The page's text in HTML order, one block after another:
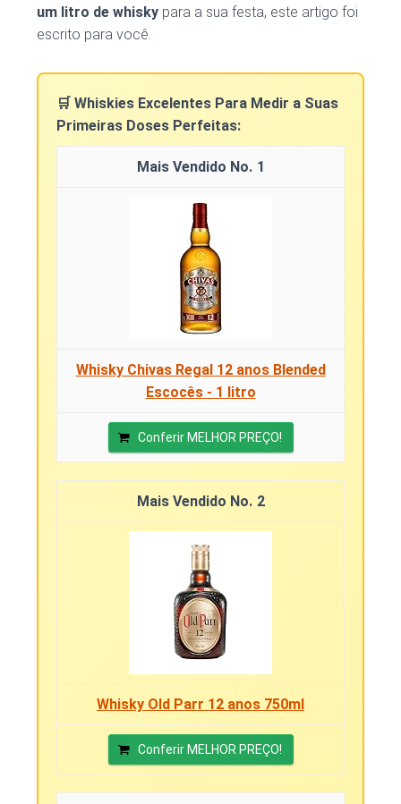
um litro de whisky para a sua festa, este artigo foi
escrito para você.
🛒 Whiskies Excelentes Para Medir a Suas
Primeiras Doses Perfeitas:
1
Whisky Chivas Regal 12 anos Blended
Escocês - 1 litro
Conferir MELHOR PREÇO!
2
Whisky Old Parr 12 anos 750ml
Conferir MELHOR PREÇO!